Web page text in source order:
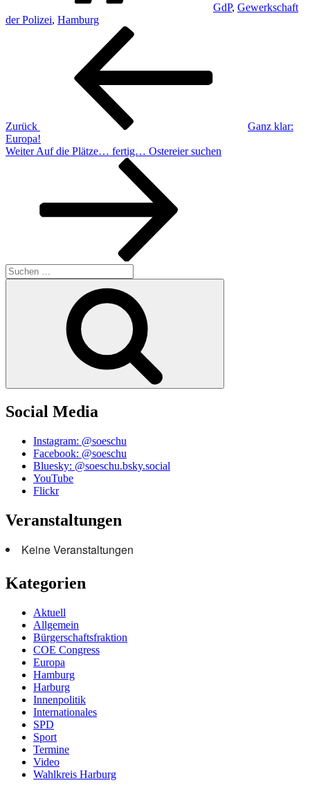
GdP, Gewerkschaft
der Polizei, Hamburg
Beitragsnavigation
Zurück
Ganz klar:
Europa!
Nächster
Weiter Auf die Plätze… fertig… Ostereier suchen
Suchen
nach:
Social Media
Instagram: @soeschu
Facebook: @soeschu
Bluesky: @soeschu.bsky.social
YouTube
Flickr
Veranstaltungen
Keine Veranstaltungen
Kategorien
Aktuell
Allgemein
Bürgerschaftsfraktion
COE Congress
Europa
Hamburg
Harburg
Innenpolitik
Internationales
SPD
Sport
Termine
Video
Wahlkreis Harburg